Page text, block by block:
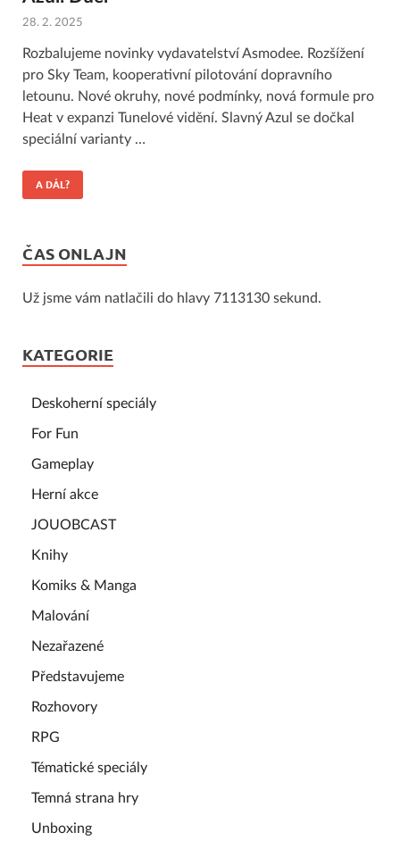
28. 2. 2025
Rozbalujeme novinky vydavatelství Asmodee. Rozšížení
pro Sky Team, kooperativní pilotování dopravního
letounu. Nové okruhy, nové podmínky, nová formule pro
Heat v expanzi Tunelové vidění. Slavný Azul se dočkal
speciální varianty …
A DÁL?
ČAS ONLAJN
Už jsme vám natlačili do hlavy 7113130 sekund.
KATEGORIE
Deskoherní speciály
For Fun
Gameplay
Herní akce
JOUOBCAST
Knihy
Komiks & Manga
Malování
Nezařazené
Představujeme
Rozhovory
RPG
Tématické speciály
Temná strana hry
Unboxing